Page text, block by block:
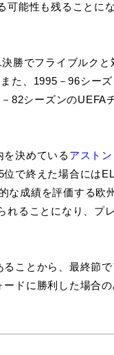
能性も残ることに
勝でフライブルクと
た、1995－96シー
82シーズンの
決めている アスト
で終えた場合には
な成績を評価する欧
れることになり、プ
ることから、最終節で
ドに勝利した場合の